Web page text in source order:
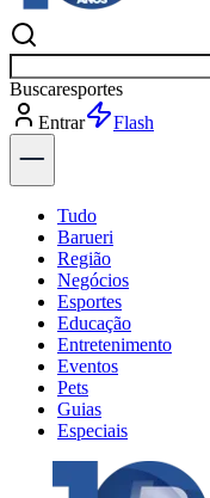
Buscarpolítica
Entrar
Explorar
Tudo
Barueri
Região
Negócios
Esportes
Educação
Entretenimento
Eventos
Pets
Guias
Especiais
Explore Tudo
Últimas Notícias